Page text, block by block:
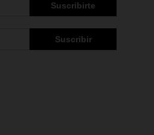
Suscribirte
Suscribir